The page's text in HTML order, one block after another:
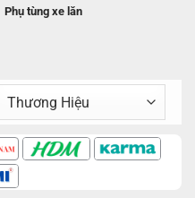
Phụ tùng xe lăn